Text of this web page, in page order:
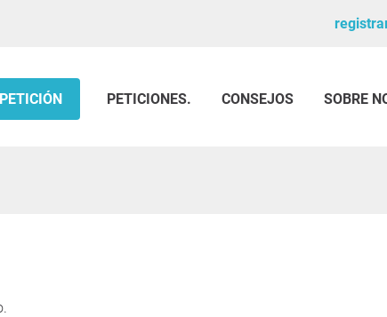
PETICIONES. CONSEJOS SOBRE